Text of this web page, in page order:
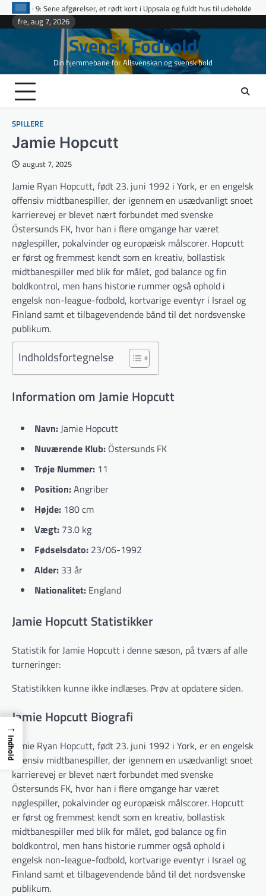
Skip
et rødt kort i Uppsala og fuldt hus til udeholdene i topopgør
fre, aug 7, 2026
Svensk Fodbold
Din hjemmebane for Allsvenskan og svensk bold
SPILLERE
Jamie Hopcutt
august 7, 2025
Jamie Ryan Hopcutt, født 23. juni 1992 i York, er en engelsk
offensiv midtbanespiller, der igennem en usædvanligt snoet
karrierevej er blevet nært forbundet med svenske
Östersunds FK, hvor han i flere omgange har været
nøglespiller, pokalvinder og europæisk målscorer. Hopcutt
er først og fremmest kendt som en kreativ, bollastisk
midtbanespiller med blik for målet, god balance og fin
boldkontrol, men hans historie rummer også ophold i
engelsk non-league-fodbold, kortvarige eventyr i Israel og
Finland samt et tilbagevendende bånd til det nordsvenske
publikum.
Indholdsfortegnelse
Information om Jamie Hopcutt
Navn: Jamie Hopcutt
Nuværende Klub: Östersunds FK
Trøje Nummer: 11
Position:Angriber
Højde: 180 cm
Vægt: 73.0 kg
Fødselsdato: 23/06-1992
Alder: 33 år
Nationalitet: England
Jamie Hopcutt Statistikker
Statistik for Jamie Hopcutt i denne sæson, på tværs af alle
turneringer:
Statistikken kunne ikke indlæses. Prøv at opdatere siden.
Jamie Hopcutt Biografi
Jamie Ryan Hopcutt, født 23. juni 1992 i York, er en engelsk
offensiv midtbanespiller, der igennem en usædvanligt snoet
karrierevej er blevet nært forbundet med svenske
Östersunds FK, hvor han i flere omgange har været
nøglespiller, pokalvinder og europæisk målscorer. Hopcutt
er først og fremmest kendt som en kreativ, bollastisk
midtbanespiller med blik for målet, god balance og fin
boldkontrol, men hans historie rummer også ophold i
engelsk non-league-fodbold, kortvarige eventyr i Israel og
Finland samt et tilbagevendende bånd til det nordsvenske
publikum.
→
Indhold